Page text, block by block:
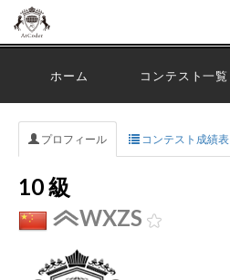
ホーム コンテスト一覧
プロフィール コンテスト成績表
10 級
WXZS